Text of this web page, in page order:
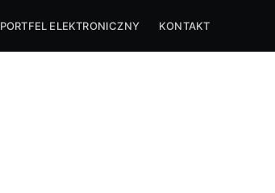
PORTFEL ELEKTRONICZNY KONTAKT